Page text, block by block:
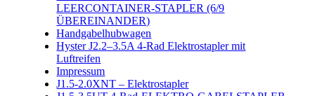
LEERCONTAINER-STAPLER (6/9
ÜBEREINANDER)
Handgabelhubwagen
Hyster J2.2–3.5A 4-Rad Elektrostapler mit
Luftreifen
Impressum
J1.5-2.0XNT – Elektrostapler